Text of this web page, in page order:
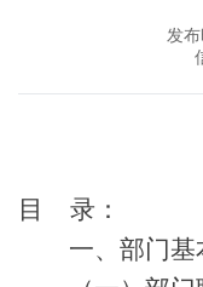
发布
目
录：
一、部门基